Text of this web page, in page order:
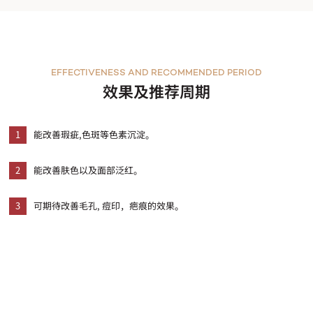
效果及推荐周期
EFFECTIVENESS AND RECOMMENDED PERIOD
1 能改善瑕疵,色斑等色素沉淀。
2 能改善肤色以及面部泛红。
3 可期待改善毛孔, 痘印，疤痕的效果。